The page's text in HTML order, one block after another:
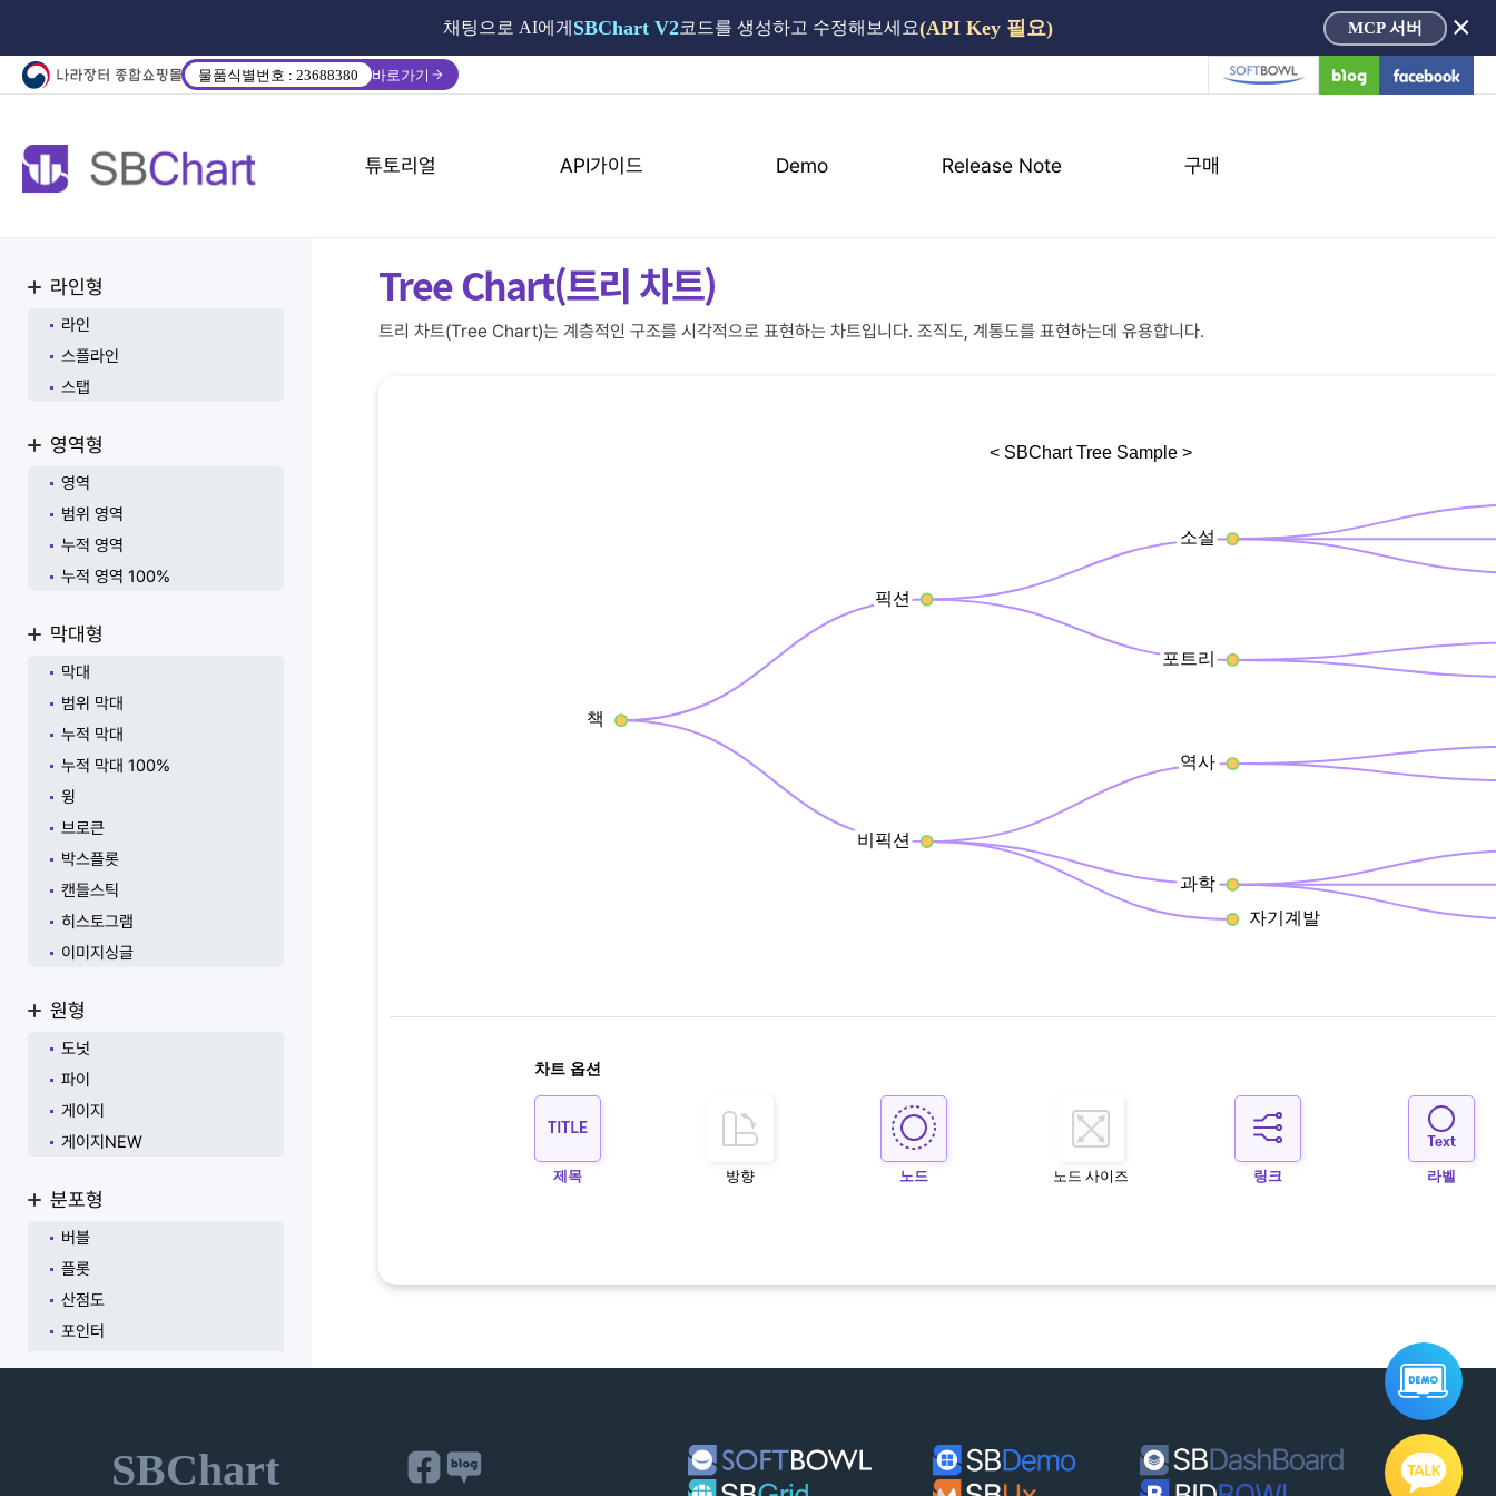
채팅으로 AI에게 SBChart V2코드를 생성하고 수정해보세요(API Key 필요) MCP 서버 ×
물품식별번호 : 23688380 바로가기
튜토리얼 API가이드 Demo Release Note 구매
라인형
라인
스플라인
스탭
영역형
영역
범위 영역
누적 영역
누적 영역 100%
막대형
막대
범위 막대
누적 막대
누적 막대 100%
윙
브로큰
박스플롯
캔들스틱
히스토그램
이미지싱글
원형
도넛
파이
게이지
게이지NEW
분포형
버블
플롯
산점도
포인터
워드클라우드
온톨로지
Tree Chart(트리 차트)
트리 차트(Tree Chart)는 계층적인 구조를 시각적으로 표현하는 차트입니다. 조직도, 계통도를 표현하는데 유용합니다.
책
픽션
비픽션
소설
포트리
역사
과학
자기계발
< SBChart Tree Sample >
차트 옵션
제목 방향 노드 노드 사이즈 링크 라벨
SBChart
통합데모
기술문의